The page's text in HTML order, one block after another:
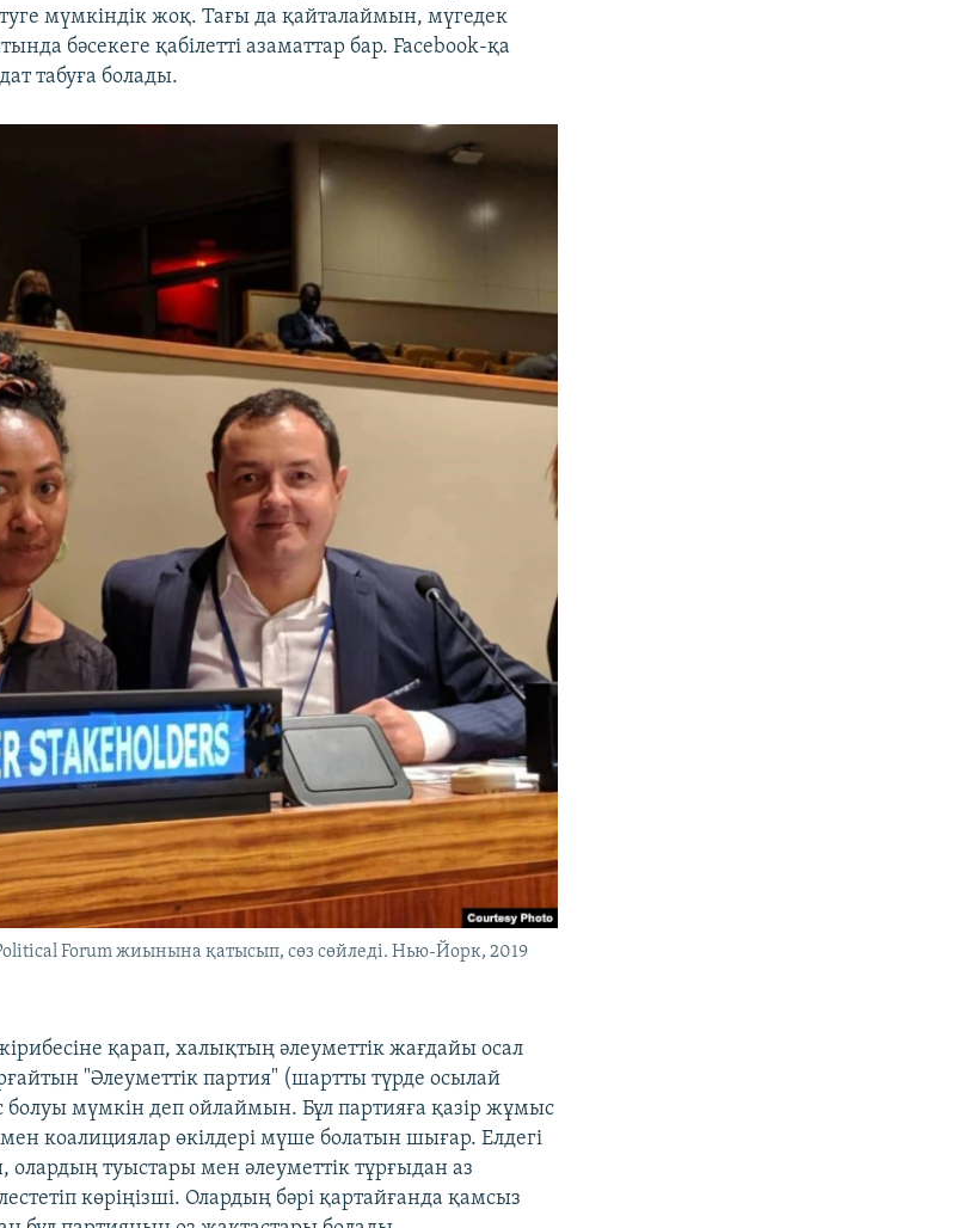
мүмкіндік жоқ. Тағы да қайталаймын, мүгедек
бәсекеге қабілетті азаматтар бар. Facebook-қа
табуға болады.
Forum жиынына қатысып, сөз сөйледі. Нью-Йорк, 2019
қарап, халықтың әлеуметтік жағдайы осал
"Әлеуметтік партия" (шартты түрде осылай
мүмкін деп ойлаймын. Бұл партияға қазір жұмыс
мен коалициялар өкілдері мүше болатын шығар. Елдегі
туыстары мен әлеуметтік тұрғыдан аз
көріңізші. Олардың бәрі қартайғанда қамсыз